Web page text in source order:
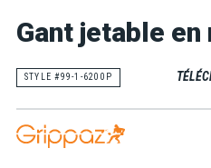
Gant jetable
STYLE #99-1-6200P